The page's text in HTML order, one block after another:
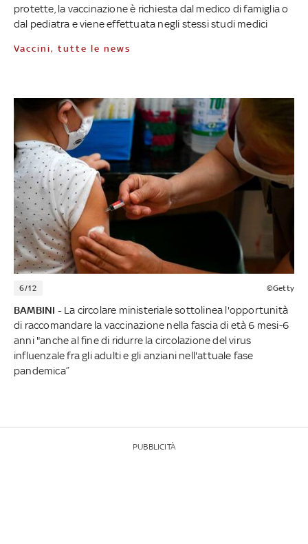
protette, la vaccinazione è richiesta dal medico di famiglia o
dal pediatra e viene effettuata negli stessi studi medici
Vaccini, tutte le news
6/12 ©Getty
BAMBINI -La circolare ministeriale sottolinea l'opportunità
di raccomandare la vaccinazione nella fascia di età 6 mesi-6
anni "anche al fine di ridurre la circolazione del virus
influenzale fra gli adulti e gli anziani nell'attuale fase
pandemica”
PUBBLICITÀ